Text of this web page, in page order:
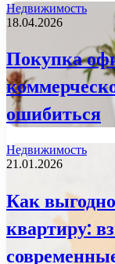
Недвижимость
18.04.2026
Покупка
ошибиться
Недвижимость
21.01.2026
Как
квартиру: